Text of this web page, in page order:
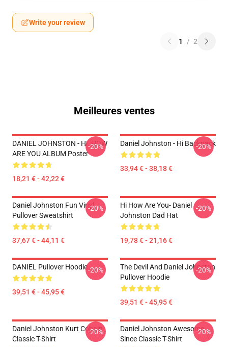
Write your review
1 / 2
Meilleures ventes
DANIEL JOHNSTON - HI, HOW
ARE YOU ALBUM Poster
18,21 € - 42,22 €
-20% Daniel Johnston - Hi Backpack
33,94 € - 38,18 €
-20%
Daniel Johnston Fun Vinyl
Pullover Sweatshirt
37,67 € - 44,11 €
-20%
Hi How Are You- Daniel
Johnston Dad Hat
19,78 € - 21,16 €
-20%
DANIEL Pullover Hoodie
39,51 € - 45,95 €
-20%
The Devil And Daniel Johnston
Pullover Hoodie
39,51 € - 45,95 €
-20%
Daniel Johnston Kurt Cobain
Classic T-Shirt
-20%
Daniel Johnston Awesome
Since Classic T-Shirt
-20%